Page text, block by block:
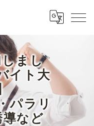
しまし
イト大
パラリ
導など